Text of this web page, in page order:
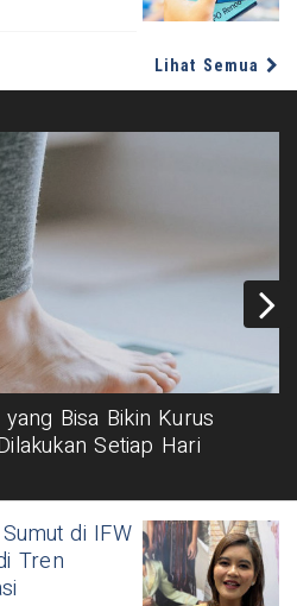
Lihat Semua
Bisa Bikin Kurus
Setiap Hari
di IFW
Tren